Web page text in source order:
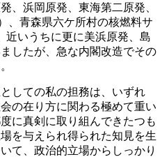
、浜岡原発、東海第二原発、
、青森県六ケ所村の核燃料サ
近いうちに更に美浜原発、島
したが、急な内閣改造でその
しての私の担務は、いずれ
の在り方に関わる極めて重い
に真剣に取り組んできたつも
を与えられ得られた知見を生
て、政治的立場からしっかり